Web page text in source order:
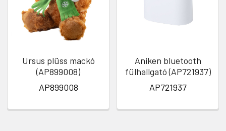
Ursus plüss mackó
(AP899008)
AP899008
Aniken bluetooth
fülhallgató (AP721937)
AP721937